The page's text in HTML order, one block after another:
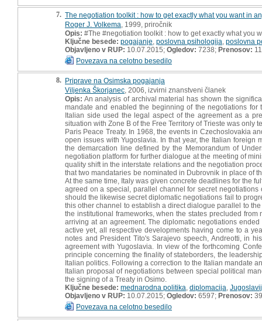
7. The negotiation toolkit : how to get exactly what you want in
Roger J. Volkema , 1999, priročnik
Opis: #The #negotiation toolkit : how to get exactly what you
Ključne besede: pogajanje poslovna psihologija poslovna
Objavljeno v RUP: 10.07.2015; Ogledov: 7238; Prenosov:
Povezava na celotno besedilo
8. Priprave na Osimska pogajanja
Viljenka Škorjanec , 2006, izvirni znanstveni članek
Opis: An analysis of archival material has shown the
mandate and enabled the beginning of the negotiations
Italian side used the legal aspect of the agreement as a
situation with Zone B of the Free Territory of Trieste was
Paris Peace Treaty. In 1968, the events in Czechoslovakia
open issues with Yugoslavia. In that year, the Italian
the demarcation line defined by the Memorandum of
negotiation platform for further dialogue at the meeting of
quality shift in the interstate relations and the negotiation
that two mandataries be nominated in Dubrovnik in place of
At the same time, Italy was given concrete deadlines for the
agreed on a special, parallel channel for secret
should the likewise secret diplomatic negotiations fail to
this other channel to establish a direct dialogue parallel to
the institutional frameworks, when the states precluded
arriving at an agreement. The diplomatic negotiations
active yet, all respective developments having come to a
notes and President Tito's Sarajevo speech, Andreotti, in
agreement with Yugoslavia. In view of the forthcoming
principle concerning the finality of stateborders, the
Italian politics. Following a correction to the Italian mandate
Italian proposal of negotiations between special political
the signing of a Treaty in Osimo.
Ključne besede: mednarodna politika diplomacija
Objavljeno v RUP: 10.07.2015; Ogledov: 6597; Prenosov: 39
Povezava na celotno besedilo